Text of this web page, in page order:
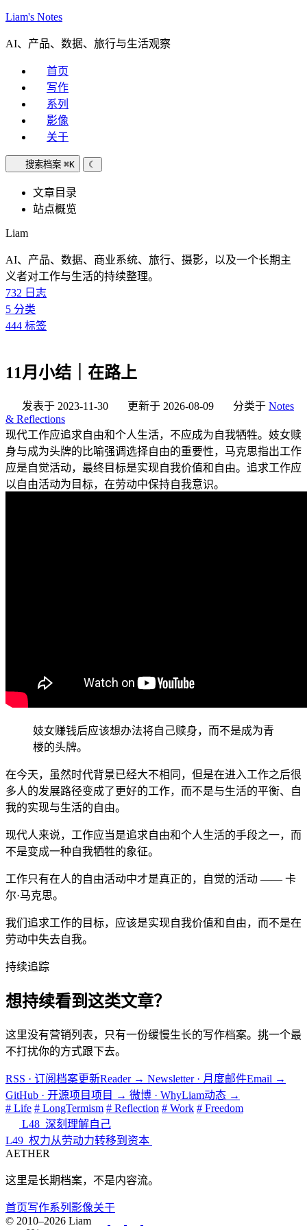
Liam's Notes
AI、产品、数据、旅行与生活观察
首页
写作
系列
影像
关于
搜索档案 ⌘K ☾
文章目录
站点概览
Liam
AI、产品、数据、商业系统、旅行、摄影，以及一个长期主
义者对工作与生活的持续整理。
732 日志
5 分类
444 标签
11月小结｜在路上
发表于 2023-11-30 更新于 2026-08-09 分类于 Notes
& Reflections
现代工作应追求自由和个人生活，不应成为自我牺牲。妓女赎
身与成为头牌的比喻强调选择自由的重要性，马克思指出工作
应是自觉活动，最终目标是实现自我价值和自由。追求工作应
以自由活动为目标，在劳动中保持自我意识。
妓女赚钱后应该想办法将自己赎身，而不是成为青
楼的头牌。
在今天，虽然时代背景已经大不相同，但是在进入工作之后很
多人的发展路径变成了更好的工作，而不是与生活的平衡、自
我的实现与生活的自由。
现代人来说，工作应当是追求自由和个人生活的手段之一，而
不是变成一种自我牺牲的象征。
工作只有在人的自由活动中才是真正的，自觉的活动 —— 卡
尔·马克思。
我们追求工作的目标，应该是实现自我价值和自由，而不是在
劳动中失去自我。
持续追踪
想持续看到这类文章？
这里没有营销列表，只有一份缓慢生长的写作档案。挑一个最
不打扰你的方式跟下去。
RSS · 订阅档案更新Reader → Newsletter · 月度邮件Email →
GitHub · 开源项目项目 → 微博 · WhyLiam动态 →
# Life # LongTermism # Reflection # Work # Freedom
L48_深刻理解自己
L49_权力从劳动力转移到资本
AETHER
这里是长期档案，不是内容流。
首页写作系列 影像关于
© 2010–2026 Liam